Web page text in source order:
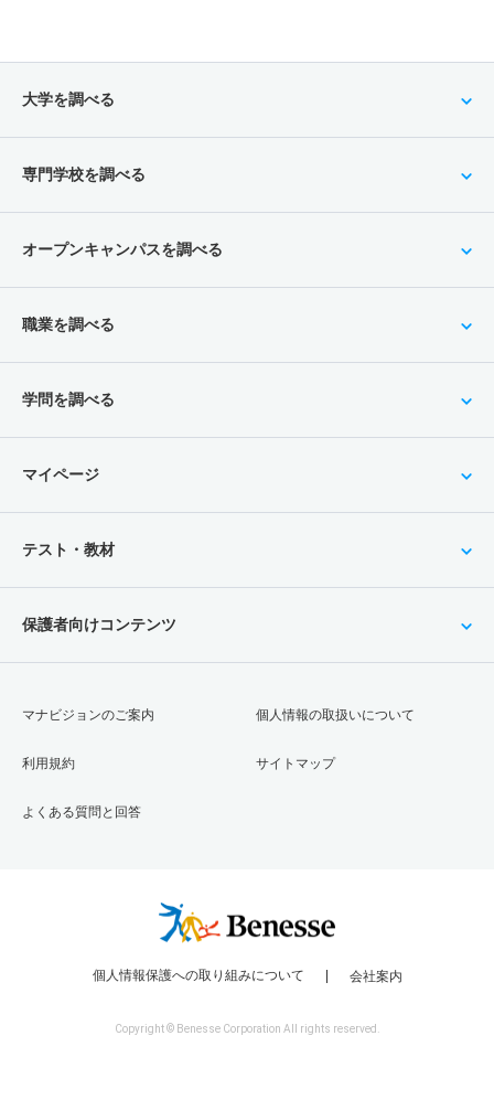
大学を調べる
専門学校を調べる
オープンキャンパスを調べる
職業を調べる
学問を調べる
マイページ
テスト・教材
保護者向けコンテンツ
マナビジョンのご案内
利用規約
よくある質問と回答
個人情報の取扱いについて
サイトマップ
個人情報保護への取り組みについて 会社案内
Copyright © Benesse Corporation All rights reserved.